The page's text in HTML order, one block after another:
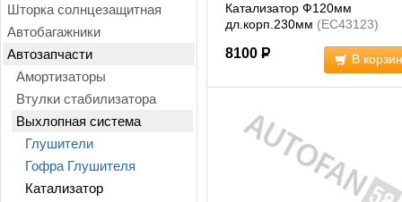
Шторка солнцезащитная
Автобагажники
Автозапчасти
Амортизаторы
Втулки стабилизатора
Выхлопная система
Глушители
Гофра Глушителя
Катализатор
Катализатор Ф120мм
дл.корп.230мм (EC43123)
8100 Р В